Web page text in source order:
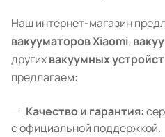
Наш интернет-магазин
вакууматоров Xiaomi,
другихвакуумных
предлагаем:
Качество и гарантия:
с официальной поддержкой.